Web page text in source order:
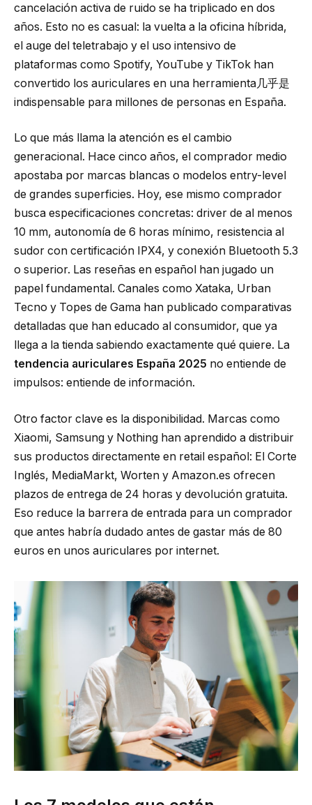
cancelación activa de ruido se ha triplicado en dos
años. Esto no es casual: la vuelta a la oficina híbrida,
el auge del teletrabajo y el uso intensivo de
plataformas como Spotify, YouTube y TikTok han
convertido los auriculares en una herramienta几乎是
indispensable para millones de personas en España.
Lo que más llama la atención es el cambio
generacional. Hace cinco años, el comprador medio
apostaba por marcas blancas o modelos entry-level
de grandes superficies. Hoy, ese mismo comprador
busca especificaciones concretas: driver de al menos
10 mm, autonomía de 6 horas mínimo, resistencia al
sudor con certificación IPX4, y conexión Bluetooth 5.3
o superior. Las reseñas en español han jugado un
papel fundamental. Canales como Xataka, Urban
Tecno y Topes de Gama han publicado comparativas
detalladas que han educado al consumidor, que ya
llega a la tienda sabiendo exactamente qué quiere. La
tendencia auriculares España 2025 no entiende de
impulsos: entiende de información.
Otro factor clave es la disponibilidad. Marcas como
Xiaomi, Samsung y Nothing han aprendido a distribuir
sus productos directamente en retail español: El Corte
Inglés, MediaMarkt, Worten y Amazon.es ofrecen
plazos de entrega de 24 horas y devolución gratuita.
Eso reduce la barrera de entrada para un comprador
que antes habría dudado antes de gastar más de 80
euros en unos auriculares por internet.